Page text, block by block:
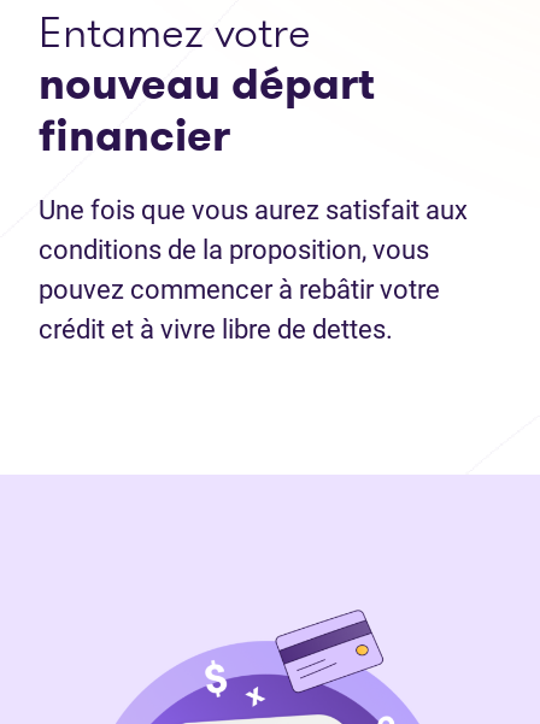
Entamez votre
nouveau départ
financier
Une fois que vous aurez satisfait aux
conditions de la proposition, vous
pouvez commencer à rebâtir votre
crédit et à vivre libre de dettes.